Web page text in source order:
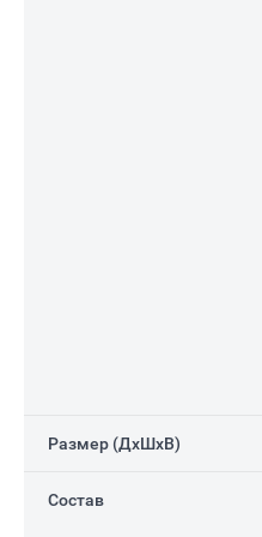
Размер (ДxШxВ)
Состав